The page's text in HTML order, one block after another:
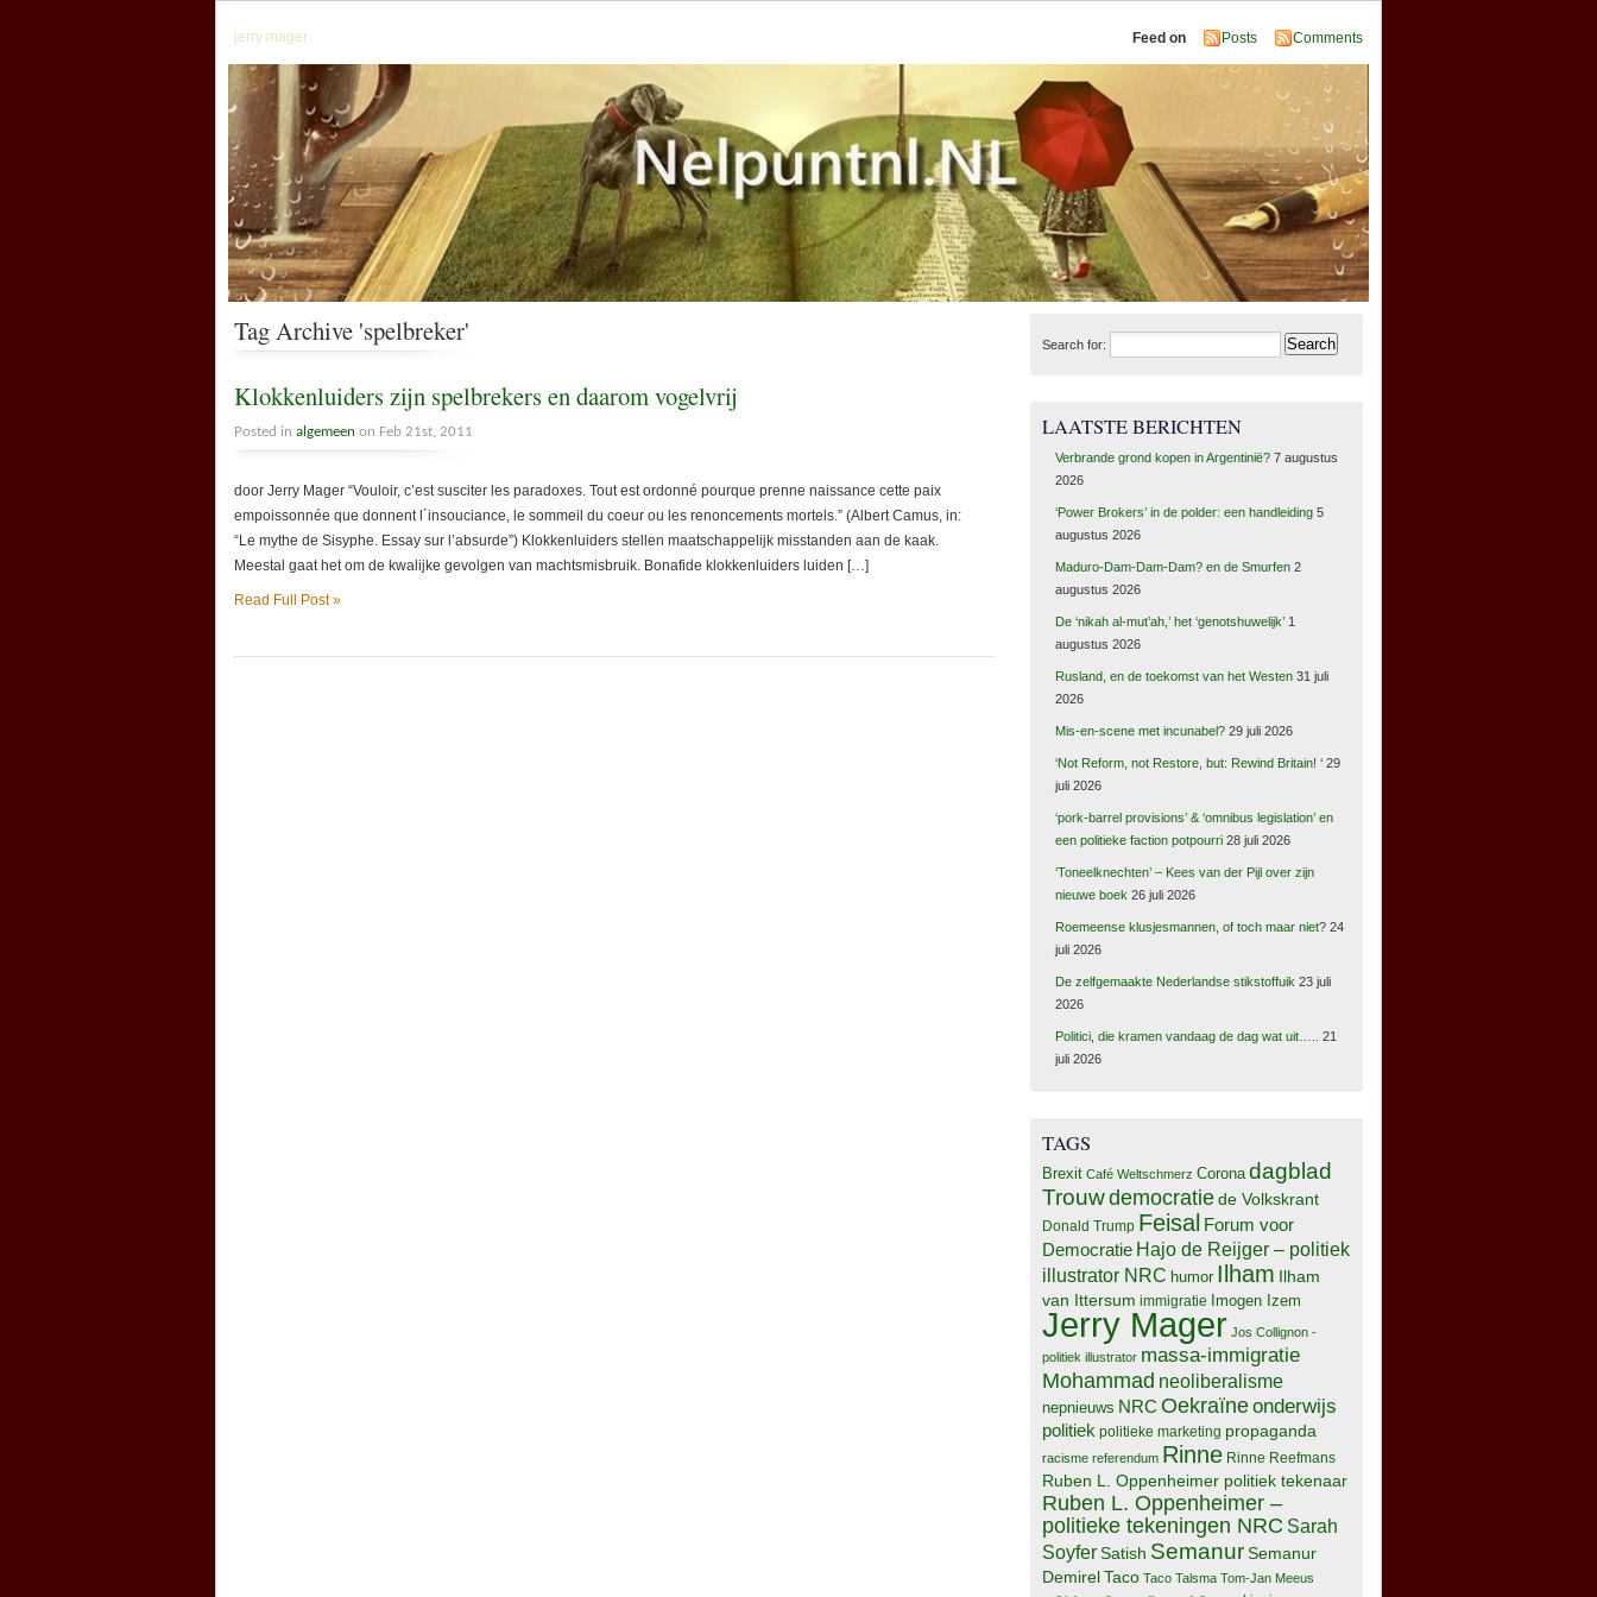
jerry mager Feed on Posts Comments
Tag Archive 'spelbreker'
Klokkenluiders zijn spelbrekers en daarom vogelvrij
Posted in algemeen on Feb 21st, 2011
door Jerry Mager “Vouloir, c’est susciter les paradoxes. Tout est ordonné pourque prenne naissance cette paix
empoissonnée que donnent l´insouciance, le sommeil du coeur ou les renoncements mortels.” (Albert Camus, in:
“Le mythe de Sisyphe. Essay sur l’absurde”) Klokkenluiders stellen maatschappelijk misstanden aan de kaak.
Meestal gaat het om de kwalijke gevolgen van machtsmisbruik. Bonafide klokkenluiders luiden […]
Read Full Post »
Search for:
LAATSTE BERICHTEN
Verbrande grond kopen in Argentinië? 7 augustus
2026
‘Power Brokers’ in de polder: een handleiding 5
augustus 2026
Maduro-Dam-Dam-Dam? en de Smurfen 2
augustus 2026
De ‘nikah al-mut’ah,’ het ‘genotshuwelijk’ 1
augustus 2026
Rusland, en de toekomst van het Westen 31 juli
2026
Mis-en-scene met incunabel? 29 juli 2026
‘Not Reform, not Restore, but: Rewind Britain! ‘ 29
juli 2026
‘pork-barrel provisions’ & ‘omnibus legislation’ en
een politieke faction potpourri 28 juli 2026
‘Toneelknechten’ – Kees van der Pijl over zijn
nieuwe boek 26 juli 2026
Roemeense klusjesmannen, of toch maar niet? 24
juli 2026
De zelfgemaakte Nederlandse stikstoffuik 23 juli
2026
Politici, die kramen vandaag de dag wat uit…..
21
juli 2026
TAGS
Brexit Café Weltschmerz Corona dagblad
Trouwdemocratiede Volkskrant
Donald Trump Feisal Forum voor
Democratie Hajo de Reijger – politiek
illustrator NRC humor Ilham Ilham
van Ittersum immigratie Imogen Izem
Jerry Mager Jos Collignon -
politiek illustrator massa-immigratie
Mohammad neoliberalisme
nepnieuws NRC Oekraïneonderwijs
politiek politieke marketing propaganda
racisme referendum Rinne Rinne Reefmans
Ruben L. Oppenheimer politiek tekenaar
Ruben L. Oppenheimer –
politieke tekeningen NRC Sarah
Soyfer Satish SemanurSemanur
DemirelTaco Taco Talsma Tom-Jan Meeus